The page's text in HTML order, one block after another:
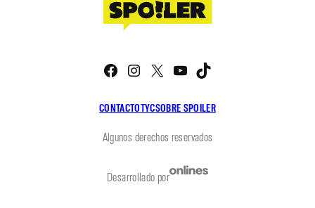
CONTACTOTYCSOBRE SPOILER
Facebook
Instagram
X YouTube
Algunos derechos reservados
Desarrollado por